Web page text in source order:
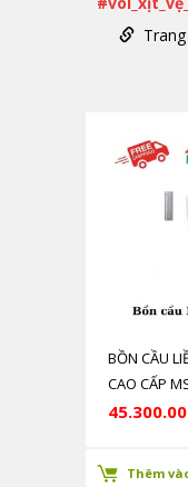
BỒN CẦU
CAO CẤP
CHÍNH
Thêm